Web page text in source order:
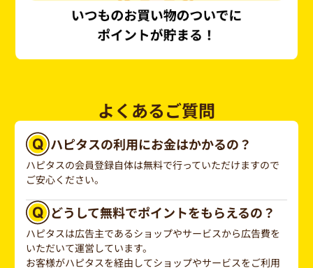
よくあるご質問
ハピタスの利用にお金はかかるの？
ハピタスの会員登録自体は無料で行っていただけますので
ご安心ください。
どうして無料でポイントをもらえるの？
ハピタスは広告主であるショップやサービスから広告費を
いただいて運営しています。
お客様がハピタスを経由してショップやサービスをご利用